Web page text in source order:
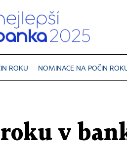
ROKU NOMINACE NA POČIN
roku v